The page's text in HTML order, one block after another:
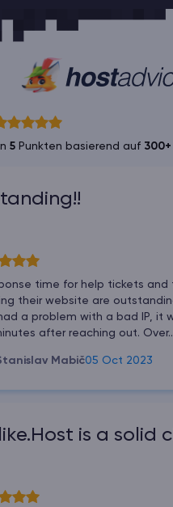
5Punkten basierend auf 300+
time for help tickets and
their website are
a problem with a bad IP, it
after reaching out.
Mabič05 Oct 2023
is a solid